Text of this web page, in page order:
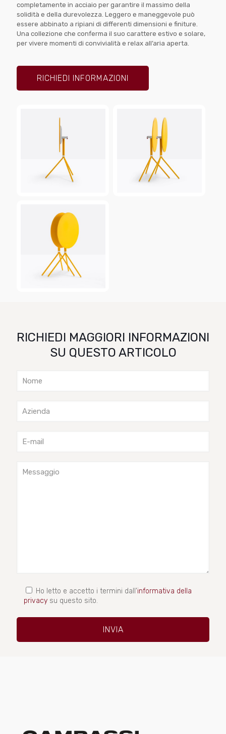
completamente in acciaio per garantire il massimo della
solidità e della durevolezza. Leggero e maneggevole può
essere abbinato a ripiani di differenti dimensioni e finiture.
Una collezione che conferma il suo carattere estivo e solare,
per vivere momenti di convivialità e relax all’aria aperta.
RICHIEDI INFORMAZIONI
RICHIEDI MAGGIORI INFORMAZIONI
SU QUESTO ARTICOLO
Ho letto e accetto i termini dall'informativa della
privacy su questo sito.